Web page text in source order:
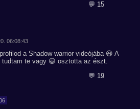
💬 15
06:08:43
a Shadow warrior videójába 😃 A
tudtam te vagy 😃 osztotta az észt.
💬 19